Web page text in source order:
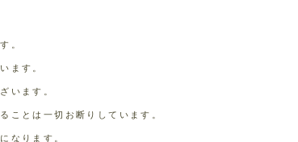
。
ます。
います。
ことは一切お断りしています。
なります。